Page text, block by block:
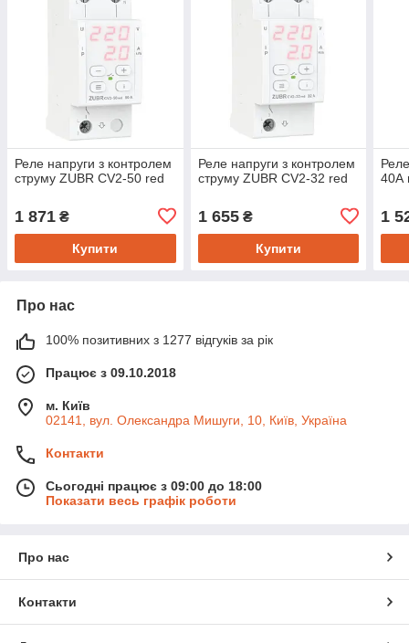
Реле напруги з контролем
струму ZUBR CV2-50 red
1 871 ₴
Купити
Реле напруги з контролем
струму ZUBR CV2-32 red
1 655₴
Купити
40А
1
Про нас
100% позитивних з 1277 відгуків за рік
Працює з 09.10.2018
м. Київ
02141, вул. Олександра Мишуги, 10, Київ, Україна
Контакти
Сьогодні працює з 09:00 до 18:00
Показати весь графік роботи
Про нас
Контакти